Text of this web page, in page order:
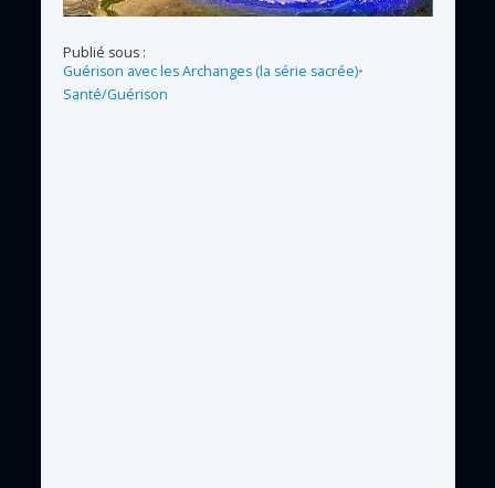
Publié sous :
Guérison avec les Archanges (la série sacrée)•
Santé/Guérison